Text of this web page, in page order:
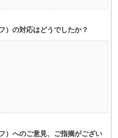
）の対応はどうでしたか？
）へのご意見、ご指摘がござい